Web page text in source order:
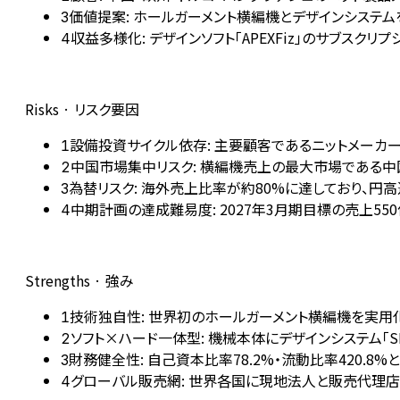
3価値提案: ホールガーメント横編機とデザインシステ
4収益多様化: デザインソフト「APEXFiz」のサブスクリ
Risks · リスク要因
1設備投資サイクル依存: 主要顧客であるニットメーカ
2中国市場集中リスク: 横編機売上の最大市場である
3為替リスク: 海外売上比率が約80%に達しており、円
4中期計画の達成難易度: 2027年3月期目標の売上
Strengths · 強み
1技術独自性: 世界初のホールガーメント横編機を実用
2ソフト×ハード一体型: 機械本体にデザインシステム「
3財務健全性: 自己資本比率78.2%・流動比率420.8%
4グローバル販売網: 世界各国に現地法人と販売代理